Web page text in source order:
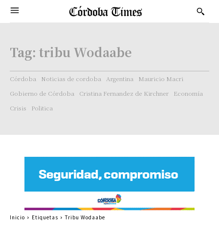
Tag: tribu Wodaabe
Córdoba Noticias de cordoba Argentina
Mauricio Macri
Gobierno de Córdoba
Cristina Fernandez de Kirchner
Economía
Crisis
Politica
Inicio Etiquetas Tribu Wodaabe